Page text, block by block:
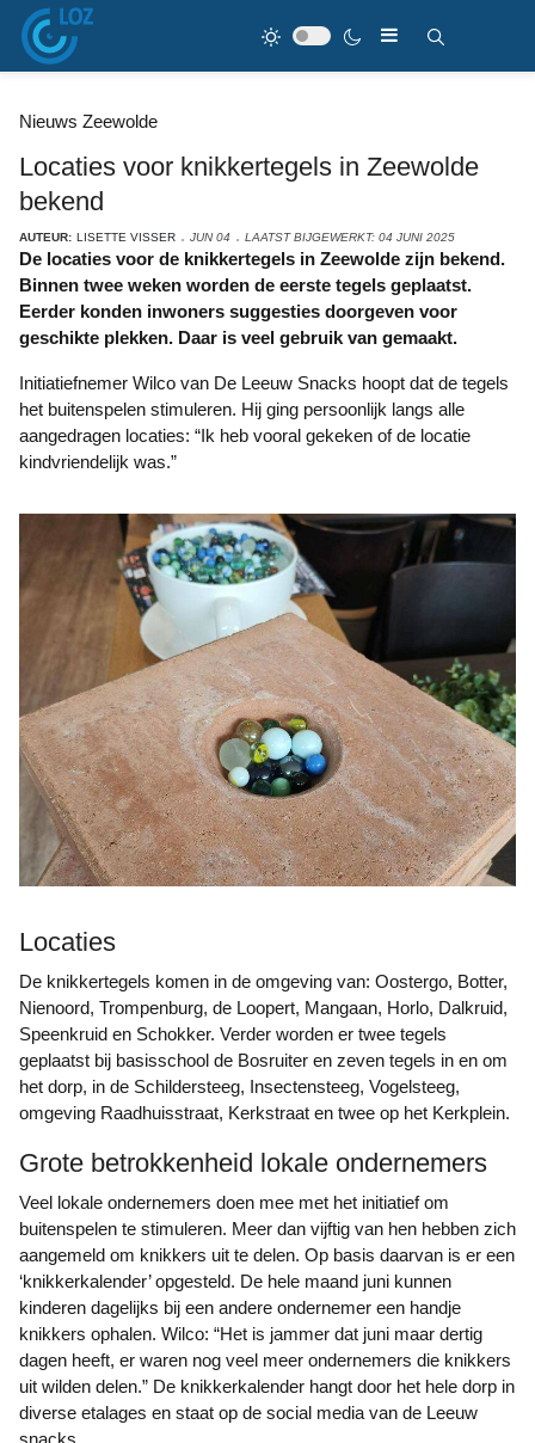
Nieuws Zeewolde
Locaties voor knikkertegels in Zeewolde
bekend
AUTEUR: LISETTE VISSER JUN 04 LAATST BIJGEWERKT: 04 JUNI 2025
De locaties voor de knikkertegels in Zeewolde zijn bekend.
Binnen twee weken worden de eerste tegels geplaatst.
Eerder konden inwoners suggesties doorgeven voor
geschikte plekken. Daar is veel gebruik van gemaakt.
Initiatiefnemer Wilco van De Leeuw Snacks hoopt dat de tegels
het buitenspelen stimuleren. Hij ging persoonlijk langs alle
aangedragen locaties: “Ik heb vooral gekeken of de locatie
kindvriendelijk was.”
Locaties
De knikkertegels komen in de omgeving van: Oostergo, Botter,
Nienoord, Trompenburg, de Loopert, Mangaan, Horlo, Dalkruid,
Speenkruid en Schokker. Verder worden er twee tegels
geplaatst bij basisschool de Bosruiter en zeven tegels in en om
het dorp, in de Schildersteeg, Insectensteeg, Vogelsteeg,
omgeving Raadhuisstraat, Kerkstraat en twee op het Kerkplein.
Grote betrokkenheid lokale ondernemers
Veel lokale ondernemers doen mee met het initiatief om
buitenspelen te stimuleren. Meer dan vijftig van hen hebben zich
aangemeld om knikkers uit te delen. Op basis daarvan is er een
‘knikkerkalender’ opgesteld. De hele maand juni kunnen
kinderen dagelijks bij een andere ondernemer een handje
knikkers ophalen. Wilco: “Het is jammer dat juni maar dertig
dagen heeft, er waren nog veel meer ondernemers die knikkers
uit wilden delen.” De knikkerkalender hangt door het hele dorp in
diverse etalages en staat op de social media van de Leeuw
snacks.